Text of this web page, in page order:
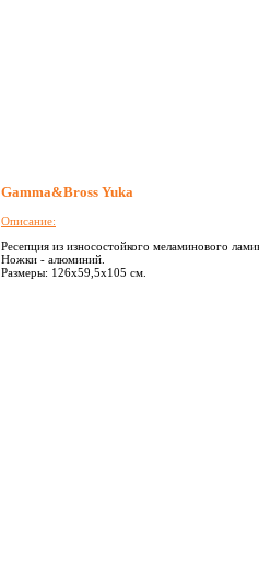
Gamma&Bross Yuka
Описание:
Ресепция из износостойкого меламинового
Ножки - алюминий.
Размеры: 126х59,5х105 см.